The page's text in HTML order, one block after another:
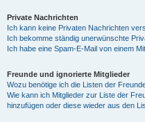
Private Nachrichten
Ich kann keine Privaten Nachrichten
Ich bekomme ständig unerwünschte
Ich habe eine Spam-E-Mail von einem
Freunde und ignorierte Mitglieder
Wozu benötige ich die Listen der
Wie kann ich Mitglieder zur Liste der
hinzufügen oder diese wieder aus den